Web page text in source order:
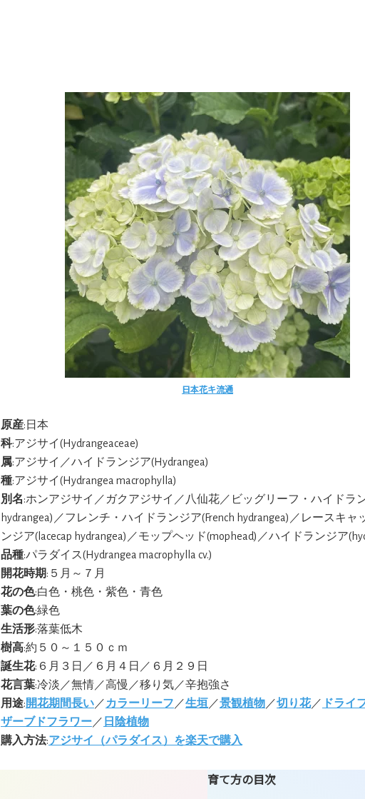
日本花キ流通
原産:日本
科:アジサイ(Hydrangeaceae)
属:アジサイ／ハイドランジア(Hydrangea)
種:アジサイ(Hydrangea macrophylla)
別名:ホンアジサイ／ガクアジサイ／八仙花／ビッグリーフ・ハイドラ
hydrangea)／フレンチ・ハイドランジア(French hydrangea)／レースキャ
ンジア(lacecap hydrangea)／モップヘッド(mophead)／ハイドランジア
品種:パラダイス(Hydrangea macrophylla cv.)
開花時期:５月～７月
花の色:白色・桃色・紫色・青色
葉の色:緑色
生活形:落葉低木
樹高:約５０～１５０ｃｍ
誕生花:６月３日／６月４日／６月２９日
花言葉:冷淡／無情／高慢／移り気／辛抱強さ
用途:開花期間長い ／ カラーリーフ ／生垣 ／景観植物 ／切り花／ ドライ
ザーブドフラワー ／ 日陰植物
購入方法:アジサイ（パラダイス）を楽天で購入
育て方の目次